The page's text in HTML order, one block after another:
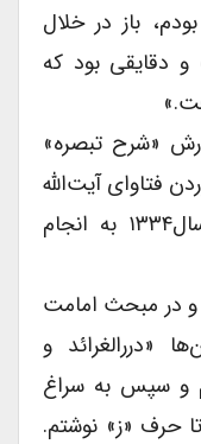
باز در خلال
دقایقى بود که
«شرح تبصره»
فتاواى آیت‌الله
بروجردى و شرح مشکلاتش در سال۱۳۳۴ به انجام
در مبحث امامت
و
و سپس به سراغ
حرف «ز» نوشتم.